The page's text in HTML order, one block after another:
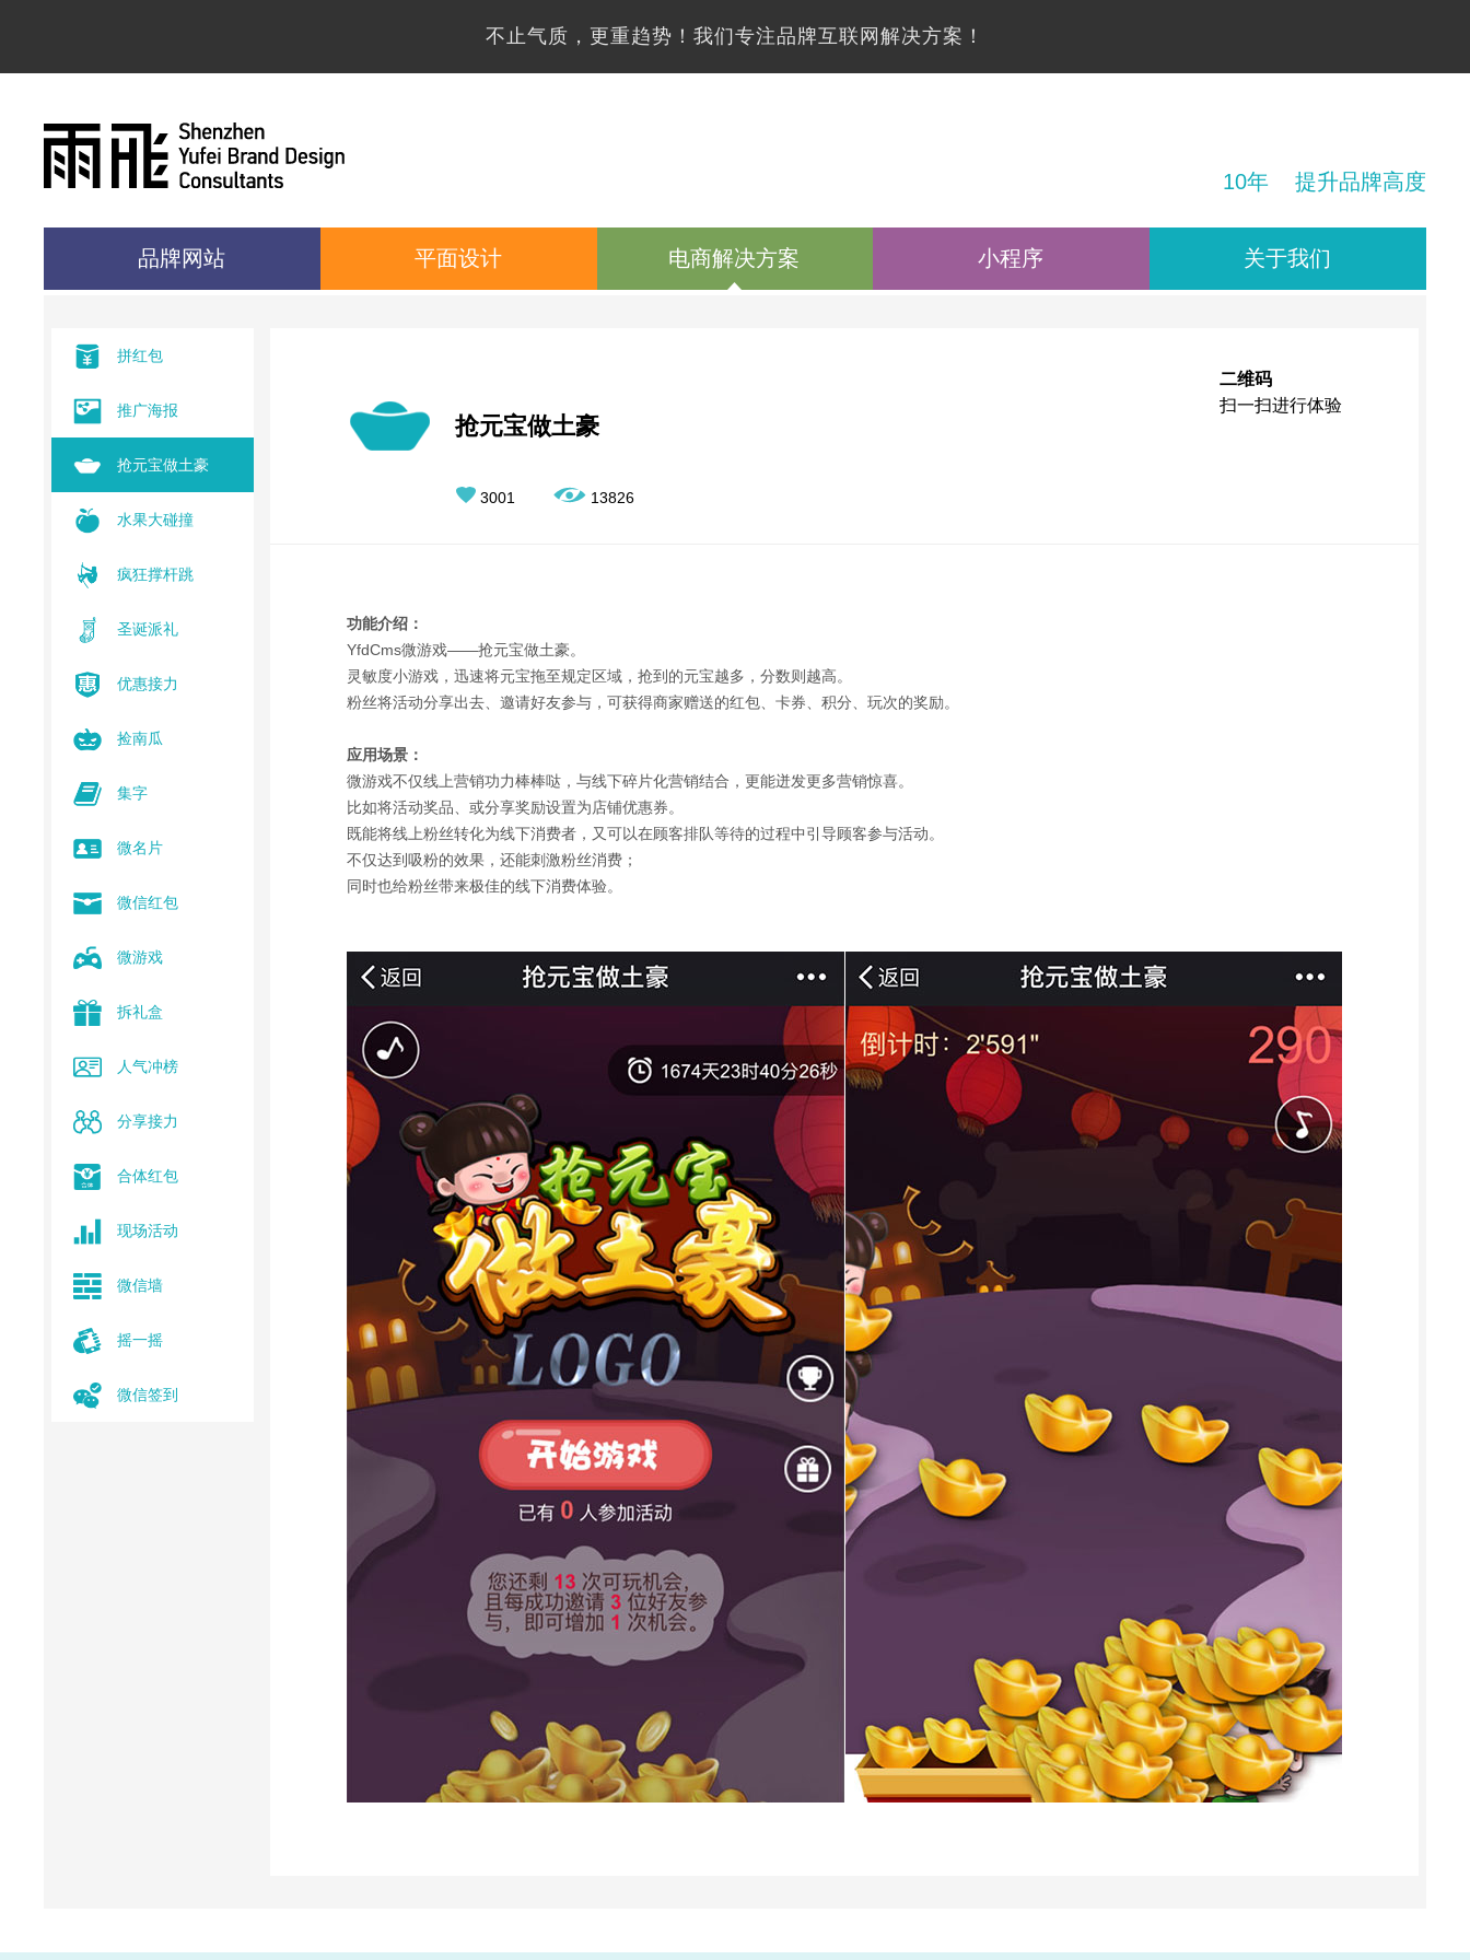
不止气质，更重趋势！我们专注品牌互联网解决方案！
10年 提升品牌高度
品牌网站 平面设计 电商解决方案 小程序 关于我们
拼红包
推广海报
抢元宝做土豪
水果大碰撞
疯狂撑杆跳
圣诞派礼
优惠接力
捡南瓜
集字
微名片
微信红包
微游戏
拆礼盒
人气冲榜
分享接力
合体红包
现场活动
微信墙
摇一摇
微信签到
抢元宝做土豪
3001 13826
二维码
扫一扫进行体验
功能介绍：
YfdCms微游戏——抢元宝做土豪。
灵敏度小游戏，迅速将元宝拖至规定区域，抢到的元宝越多，分数则越高。
粉丝将活动分享出去、邀请好友参与，可获得商家赠送的红包、卡券、积分、玩次的奖励。
应用场景：
微游戏不仅线上营销功力棒棒哒，与线下碎片化营销结合，更能迸发更多营销惊喜。
比如将活动奖品、或分享奖励设置为店铺优惠券。
既能将线上粉丝转化为线下消费者，又可以在顾客排队等待的过程中引导顾客参与活动。
不仅达到吸粉的效果，还能刺激粉丝消费；
同时也给粉丝带来极佳的线下消费体验。